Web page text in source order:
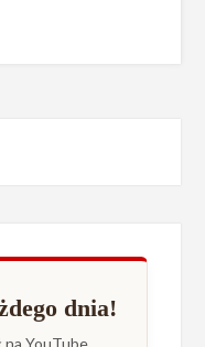
dnia!
na YouTube.